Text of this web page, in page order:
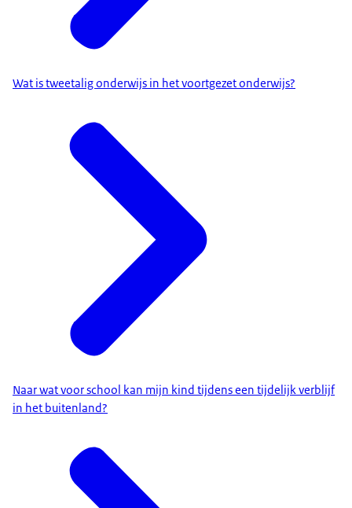
Wat is tweetalig onderwijs in het voortgezet onderwijs?
Naar wat voor school kan mijn kind tijdens een tijdelijk verblijf
in het buitenland?